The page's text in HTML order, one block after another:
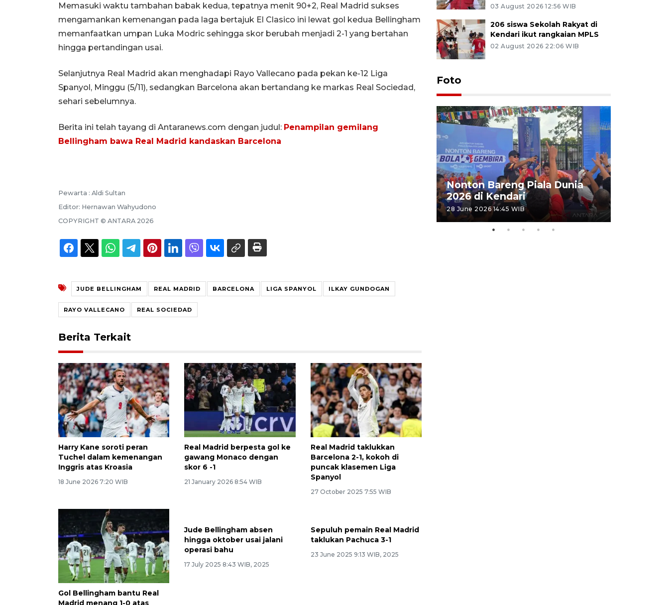
Memasuki waktu tambahan babak kedua, tepatnya menit 90+2, Real Madrid sukses
mengamankan kemenangan pada laga bertajuk El Clasico ini lewat gol kedua Bellingham
memanfaatkan umpan Luka Modric sehingga skor berubah menjadi 2-1 yang bertahan
hingga pertandingan usai.
Selanjutnya Real Madrid akan menghadapi Rayo Vallecano pada pekan ke-12 Liga
Spanyol, Minggu (5/11), sedangkan Barcelona akan bertandang ke markas Real Sociedad,
sehari sebelumnya.
Berita ini telah tayang di Antaranews.com dengan judul: Penampilan gemilang
Bellingham bawa Real Madrid kandaskan Barcelona
Pewarta : Aldi Sultan
Editor: Hernawan Wahyudono
COPYRIGHT © ANTARA 2026
JUDE BELLINGHAM REAL MADRID BARCELONA LIGA SPANYOL ILKAY GUNDOGAN
RAYO VALLECANO REAL SOCIEDAD
Berita Terkait
Harry Kane soroti peran
Tuchel dalam kemenangan
Inggris atas Kroasia
18 June 2026 7:20 WIB
Real Madrid berpesta gol ke
gawang Monaco dengan
skor 6 -1
21 January 2026 8:54 WIB
Real Madrid taklukkan
Barcelona 2-1, kokoh di
puncak klasemen Liga
Spanyol
27 October 2025 7:55 WIB
Gol Bellingham bantu Real
Madrid menang 1-0 atas
Jude Bellingham absen
hingga oktober usai jalani
operasi bahu
17 July 2025 8:43 WIB, 2025
Sepuluh pemain Real Madrid
taklukan Pachuca 3-1
23 June 2025 9:13 WIB, 2025
03 August 2026 12:56 WIB
206 siswa Sekolah Rakyat di
Kendari ikut rangkaian MPLS
02 August 2026 22:06 WIB
Foto
Nonton Bareng Piala Dunia
2026 di Kendari
28 June 2026 14:45 WIB